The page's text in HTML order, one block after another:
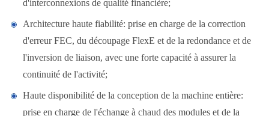
d'interconnexions de qualité financière;
Architecture haute fiabilité: prise en charge de la correction
d'erreur FEC, du découpage FlexE et de la redondance et de
l'inversion de liaison, avec une forte capacité à assurer la
continuité de l'activité;
Haute disponibilité de la conception de la machine entière:
prise en charge de l'échange à chaud des modules et de la